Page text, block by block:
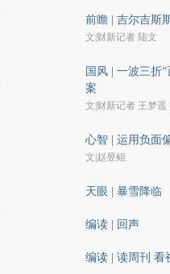
前瞻 | 吉尔吉斯
文|财新记者 陆文
国风 | 一波三折
案
文|财新记者 王梦遥
心智 | 运用负面
文|赵昱鲲
天眼 | 暴雪降临
编读 | 回声
编读 | 读周刊 看